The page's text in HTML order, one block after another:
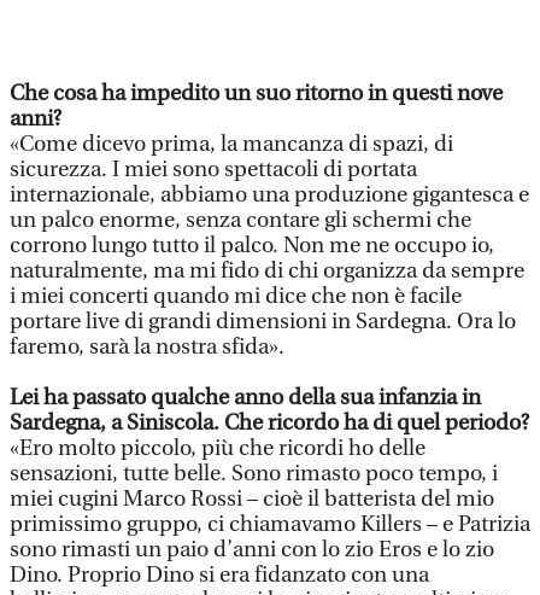
Che cosa ha impedito un suo ritorno in questi nove
anni?
«Come dicevo prima, la mancanza di spazi, di
sicurezza. I miei sono spettacoli di portata
internazionale, abbiamo una produzione gigantesca e
un palco enorme, senza contare gli schermi che
corrono lungo tutto il palco. Non me ne occupo io,
naturalmente, ma mi fido di chi organizza da sempre
i miei concerti quando mi dice che non è facile
portare live di grandi dimensioni in Sardegna. Ora lo
faremo, sarà la nostra sfida».
Lei ha passato qualche anno della sua infanzia in
Sardegna, a Siniscola. Che ricordo ha di quel periodo?
«Ero molto piccolo, più che ricordi ho delle
sensazioni, tutte belle. Sono rimasto poco tempo, i
miei cugini Marco Rossi – cioè il batterista del mio
primissimo gruppo, ci chiamavamo Killers – e Patrizia
sono rimasti un paio d’anni con lo zio Eros e lo zio
Dino. Proprio Dino si era fidanzato con una